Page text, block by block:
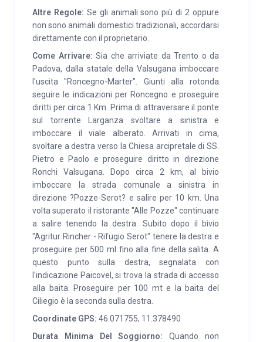
SERVIZI:Bar-Ristorante Alle Pozze, Agritur Rincher,
Rifugio Serot e Agritur Paradiso raggiungibili in pochi
generi alimentari nei vicini comuni di Ronchi
Valsugana (8 km) e Roncegno Terme (12 km). A
Roncegno si trovano inoltre farmacia, banca, ufficio
informazioni turistiche e nella zona sportiva un
campo da golf e il centro tennis. Nel vicino paese di
Borgo Valsugana, a 15 km, si trova l’ospedale S.
Lorenzo e la guardia medica. Sempre a Borgo
Valsugana presso il centro sportivo ci sono due
piscine di cui una coperta. Il permesso raccolta funghi
si può richiedere presso il Comune di Roncegno
Terme.
Altre Regole: Se gli animali sono più di 2 oppure
non sono animali domestici tradizionali, accordarsi
direttamente con il proprietario.
Come Arrivare: Sia che arriviate da Trento o da
Padova, dalla statale della Valsugana imboccare
l'uscita "Roncegno-Marter". Giunti alla rotonda
seguire le indicazioni per Roncegno e proseguire
diritti per circa 1 Km. Prima di attraversare il ponte
sul torrente Larganza svoltare a sinistra e
imboccare il viale alberato. Arrivati in cima,
svoltare a destra verso la Chiesa arcipretale di SS.
Pietro e Paolo e proseguire diritto in direzione
Ronchi Valsugana. Dopo circa 2 km, al bivio
imboccare la strada comunale a sinistra in
direzione ?Pozze-Serot? e salire per 10 km. Una
volta superato il ristorante "Alle Pozze" continuare
a salire tenendo la destra. Subito dopo il bivio
"Agritur Rincher - Rifugio Serot" tenere la destra e
proseguire per 500 ml fino alla fine della salita. A
questo punto sulla destra, segnalata con
l'indicazione Paicovel, si trova la strada di accesso
alla baita. Proseguire per 100 mt e la baita del
Ciliegio è la seconda sulla destra.
Coordinate GPS: 46.071755; 11.378490
Durata Minima Del Soggiorno: Quando non